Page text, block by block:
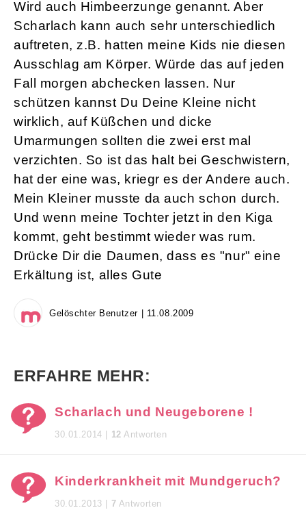
Wird auch Himbeerzunge genannt. Aber
Scharlach kann auch sehr unterschiedlich
auftreten, z.B. hatten meine Kids nie diesen
Ausschlag am Körper. Würde das auf jeden
Fall morgen abchecken lassen. Nur
schützen kannst Du Deine Kleine nicht
wirklich, auf Küßchen und dicke
Umarmungen sollten die zwei erst mal
verzichten. So ist das halt bei Geschwistern,
hat der eine was, kriegr es der Andere auch.
Mein Kleiner musste da auch schon durch.
Und wenn meine Tochter jetzt in den Kiga
kommt, geht bestimmt wieder was rum.
Drücke Dir die Daumen, dass es "nur" eine
Erkältung ist, alles Gute
Gelöschter Benutzer | 11.08.2009
ERFAHRE MEHR:
Scharlach und Neugeborene !
30.01.2014 | 12 Antworten
Kinderkrankheit mit Mundgeruch?
30.01.2013 | 7 Antworten